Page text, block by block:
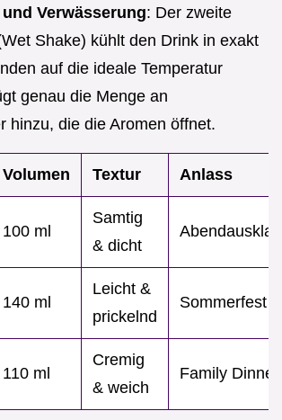
Verwässerung: Der zweite
Shake) kühlt den Drink in exakt
auf die ideale Temperatur
genau die Menge an
hinzu, die die Aromen öffnet.
Volumen Textur Anlass
100 ml
Samtig
& dicht
140 ml
Leicht &
prickelnd
Sommerfest
110 ml
Cremig
& weich
Family Dinner